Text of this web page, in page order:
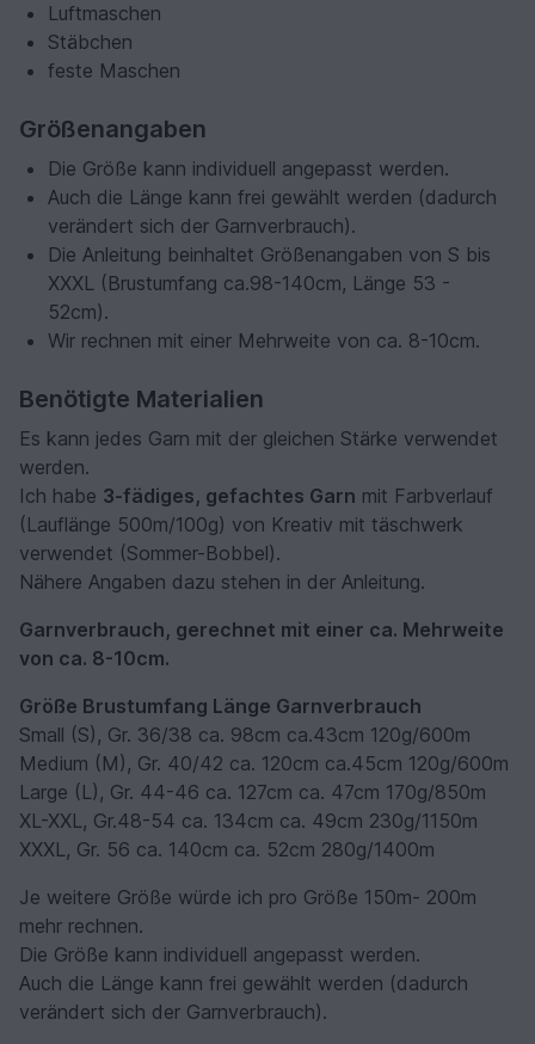
Luftmaschen
Stäbchen
feste Maschen
Größenangaben
Die Größe kann individuell angepasst werden.
Auch die Länge kann frei gewählt werden (dadurch
verändert sich der Garnverbrauch).
Die Anleitung beinhaltet Größenangaben von S bis
XXXL (Brustumfang ca.98-140cm, Länge 53 -
52cm).
Wir rechnen mit einer Mehrweite von ca. 8-10cm.
Benötigte Materialien
Es kann jedes Garn mit der gleichen Stärke verwendet
werden.
Ich habe 3-fädiges, gefachtes Garn mit Farbverlauf
(Lauflänge 500m/100g) von Kreativ mit täschwerk
verwendet (Sommer-Bobbel).
Nähere Angaben dazu stehen in der Anleitung.
Garnverbrauch, gerechnet mit einer ca. Mehrweite
von ca. 8-10cm.
Größe Brustumfang Länge Garnverbrauch
Small (S), Gr. 36/38 ca. 98cm ca.43cm 120g/600m
Medium (M), Gr. 40/42 ca. 120cm ca.45cm 120g/600m
Large (L), Gr. 44-46 ca. 127cm ca. 47cm 170g/850m
XL-XXL, Gr.48-54 ca. 134cm ca. 49cm 230g/1150m
XXXL, Gr. 56 ca. 140cm ca. 52cm 280g/1400m
Je weitere Größe würde ich pro Größe 150m- 200m
mehr rechnen.
Die Größe kann individuell angepasst werden.
Auch die Länge kann frei gewählt werden (dadurch
verändert sich der Garnverbrauch).